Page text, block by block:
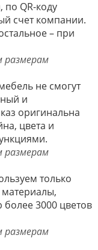
QR-коду
счет компании.
– при
не смогут
и
оригинальна
цвета и
только
3000 цветов